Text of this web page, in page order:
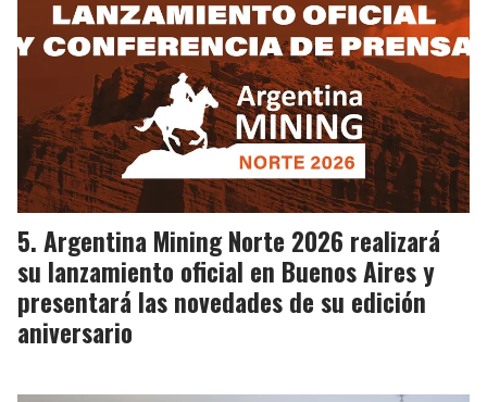
Argentina Mining Norte 2026 realizará
su lanzamiento oficial en Buenos Aires y
presentará las novedades de su edición
aniversario